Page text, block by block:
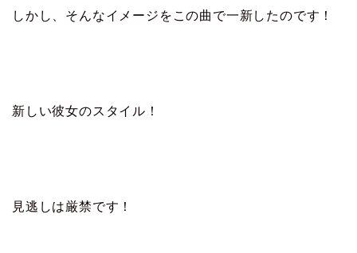
しかし、そんなイメージをこの曲で一新したのです！
新しい彼女のスタイル！
見逃しは厳禁です！